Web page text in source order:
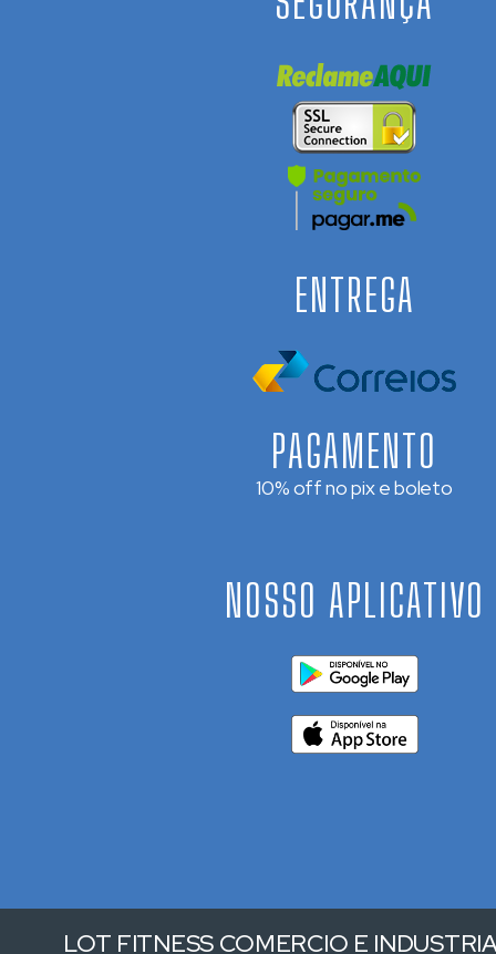
PAGAMENTO
10% off no pix e boleto
ENTREGA
NOSSO APLICATIVO
LOT FITNESS COMERCIO E